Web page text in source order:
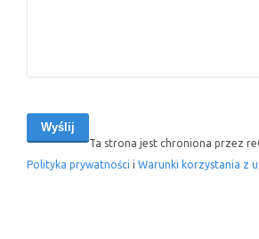
Ta strona jest chroniona przez
Polityka prywatności i Warunki korzystania z